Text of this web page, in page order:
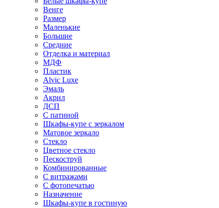
Венге
Размер
Маленькие
Большие
Средние
Отделка и материал
МДФ
Пластик
Alvic Luxe
Эмаль
Акрил
ДСП
С патиной
Шкафы-купе с зеркалом
Матовое зеркало
Стекло
Цветное стекло
Пескоструй
Комбинированные
С витражами
С фотопечатью
Назначение
Шкафы-купе в гостиную